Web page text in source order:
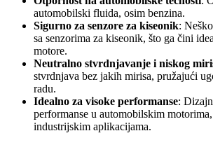
automobilski fluida, osim benzina.
Sigurno za senzore za kiseonik:
sa senzorima za kiseonik, što ga čini
motore.
Neutralno stvrdnjavanje i niskog
stvrdnjava bez jakih mirisa, pružajući
radu.
Idealno za visoke performanse:
performanse u automobilskim
industrijskim aplikacijama.